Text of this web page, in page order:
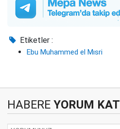
Etiketler :
Ebu Muhammed el Mısri
HABERE YORUM KAT